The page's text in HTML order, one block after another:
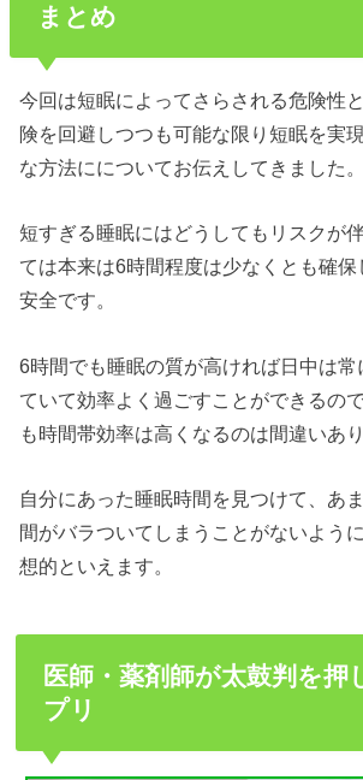
まとめ
今回は短眠によってさらされる危険性
険を回避しつつも可能な限り短眠を実
な方法にについてお伝えしてきました。
短すぎる睡眠にはどうしてもリスクが
ては本来は6時間程度は少なくとも確
安全です。
6時間でも睡眠の質が高ければ日中は常
ていて効率よく過ごすことができるの
も時間帯効率は高くなるのは間違いあり
自分にあった睡眠時間を見つけて、あ
間がバラついてしまうことがないよう
想的といえます。
医師・薬剤師が太鼓判を押
プリ